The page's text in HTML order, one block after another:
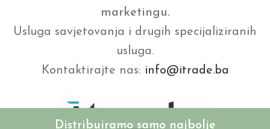
Distribuiramo samo najbolje
marketingu.
Usluga savjetovanja i drugih specijaliziranih
usluga.
Kontaktirajte nas: info@itrade.ba